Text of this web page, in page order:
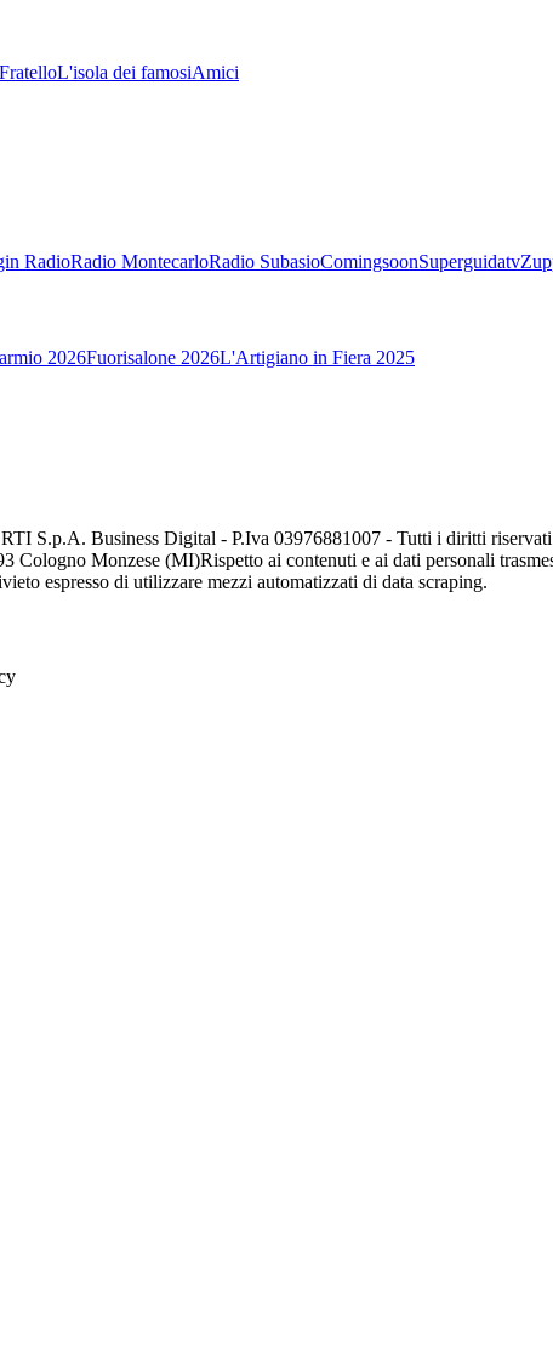
L'isola dei famosiAmici
RadioRadio MontecarloRadio SubasioComingsoonSuperguidatv
2026Fuorisalone 2026L'Artigiano in Fiera 2025
RTI S.p.A. Business Digital - P.Iva 03976881007 - Tutti i diritti
Cologno Monzese (MI)Rispetto ai contenuti e ai dati personali
espresso di utilizzare mezzi automatizzati di data scraping.